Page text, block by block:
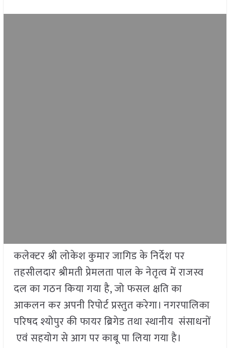
कलेक्टर श्री लोकेश कुमार जागिड के निर्देश पर
तहसीलदार श्रीमती प्रेमलता पाल के नेतृत्व में राजस्व
दल का गठन किया गया है, जो फसल क्षति का
आकलन कर अपनी रिपोर्ट प्रस्तुत करेगा। नगरपालिका
परिषद श्योपुर की फायर ब्रिगेड तथा स्थानीय संसाधनों
एवं सहयोग से आग पर काबू पा लिया गया है।